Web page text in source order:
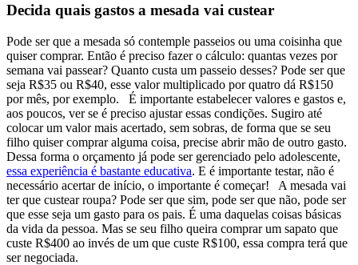
Decida quais gastos a mesada vai custear
Pode ser que a mesada só contemple passeios ou uma coisinha que
quiser comprar. Então é preciso fazer o cálculo: quantas vezes por
semana vai passear? Quanto custa um passeio desses? Pode ser que
seja R$35 ou R$40, esse valor multiplicado por quatro dá R$150
por mês, por exemplo.
É importante estabelecer valores e gastos e,
aos poucos, ver se é preciso ajustar essas condições. Sugiro até
colocar um valor mais acertado, sem sobras, de forma que se seu
filho quiser comprar alguma coisa, precise abrir mão de outro gasto.
Dessa forma o orçamento já pode ser gerenciado pelo adolescente,
essa experiência é bastante educativa. E é importante testar, não é
necessário acertar de início, o importante é começar!
A mesada vai
ter que custear roupa? Pode ser que sim, pode ser que não, pode ser
que esse seja um gasto para os pais. É uma daquelas coisas básicas
da vida da pessoa. Mas se seu filho queira comprar um sapato que
custe R$400 ao invés de um que custe R$100, essa compra terá que
ser negociada.